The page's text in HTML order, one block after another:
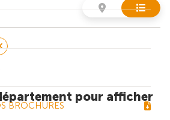
BROCHURES
pour afficher